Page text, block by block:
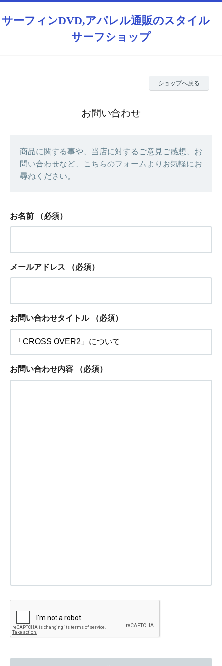
サーフィンDVD,アパレル通販のスタイル
サーフショップ
ショップへ戻る
お問い合わせ
商品に関する事や、当店に対するご意見ご感想、お
問い合わせなど、こちらのフォームよりお気軽にお
尋ねください。
お名前 （必須）
メールアドレス （必須）
お問い合わせタイトル （必須）
お問い合わせ内容 （必須）